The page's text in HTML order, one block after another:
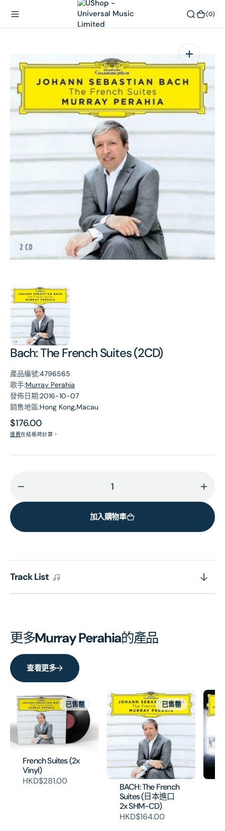
(0)
Bach: The French Suites (2CD)
產品編號:4796565
歌手:Murray Perahia
發佈日期:2016-10-07
銷售地區:Hong Kong,Macau
原
價
$176.00
運費在結帳時計算。
The
的
數
增
加
The
的
數
加入購物車
Track List
在
相
簿
中
開
啟
第
1
張
更多Murray Perahia的產品
查看更多
French Suites (2x
Vinyl)
HKD$281.00
已售罄
BACH: The French
Suites (日本進口
2x SHM-CD)
HKD$164.00
已售罄